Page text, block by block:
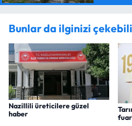
Bunlar da ilginizi
Nazillili üreticilere güzel
haber